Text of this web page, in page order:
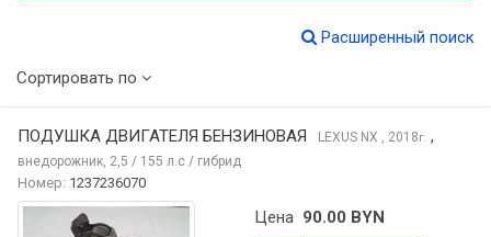
Расширенный поиск
Сортировать по
ПОДУШКА ДВИГАТЕЛЯ БЕНЗИНОВАЯ LEXUS NX , 2018г. ,
внедорожник, 2,5 / 155 л.с / гибрид
Номер: 1237236070
Цена 90.00 BYN